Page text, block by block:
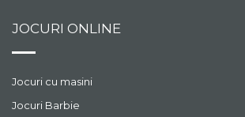
JOCURI ONLINE
Jocuri cu masini
Jocuri Barbie